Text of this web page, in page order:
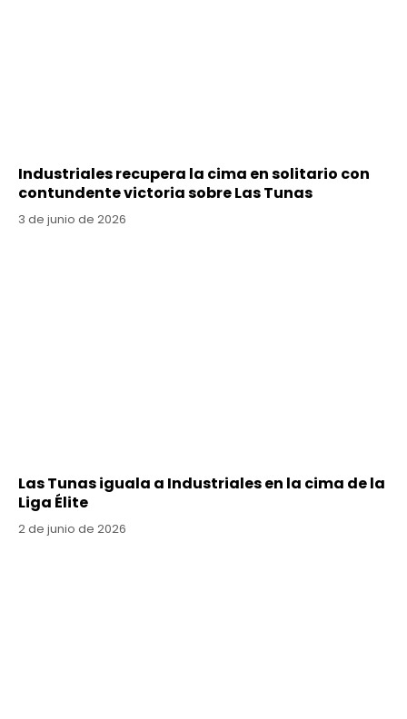
Industriales recupera la cima en solitario con
contundente victoria sobre Las Tunas
3 de junio de 2026
Las Tunas iguala a Industriales en la cima de la
Liga Élite
2 de junio de 2026